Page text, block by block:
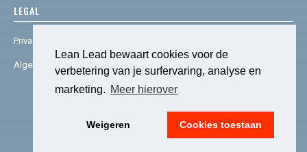
Lean Lead bewaart cookies voor de
verbetering van je surfervaring, analyse en
marketing. Meer hierover
Weigeren Cookies toestaan
LEGAL
Privacy & cookies
Algemene voorwaarden